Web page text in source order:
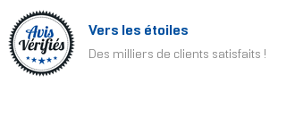
Vers les étoiles
Des milliers de clients satisfaits !